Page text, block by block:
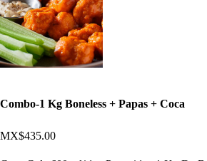
Combo-1 Kg Boneless + Papas + Coca
MX$435.00